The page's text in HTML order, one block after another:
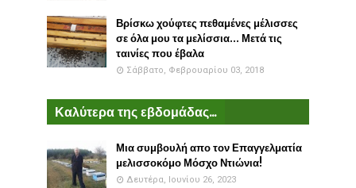
Βρίσκω χούφτες πεθαμένες μέλισσες
σε όλα μου τα μελίσσια... Μετά τις
ταινίες που έβαλα
Σάββατο, Φεβρουαρίου 03, 2018
Καλύτερα της εβδομάδας...
Μια συμβουλή απο τον Επαγγελματία
μελισσοκόμο Μόσχο Ντιώνια!
Δευτέρα, Ιουνίου 26, 2023